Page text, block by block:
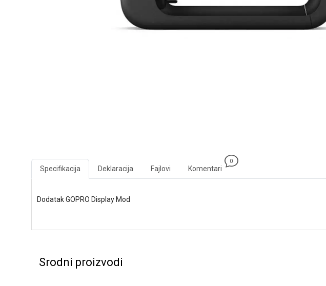
Specifikacija Deklaracija Fajlovi Komentari
0
Dodatak GOPRO Display Mod
Srodni proizvodi